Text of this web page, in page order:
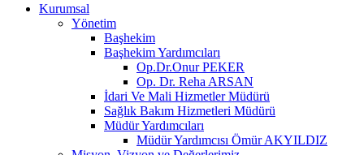
Kurumsal
Yönetim
Başhekim
Başhekim Yardımcıları
Op.Dr.Onur PEKER
Op. Dr. Reha ARSAN
İdari Ve Mali Hizmetler Müdürü
Sağlık Bakım Hizmetleri Müdürü
Müdür Yardımcıları
Müdür Yardımcısı Ömür AKYILDIZ